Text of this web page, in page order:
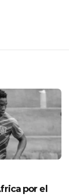
por el